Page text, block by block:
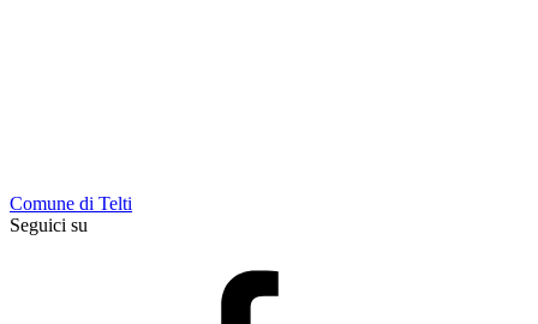
Comune di Telti
Seguici su